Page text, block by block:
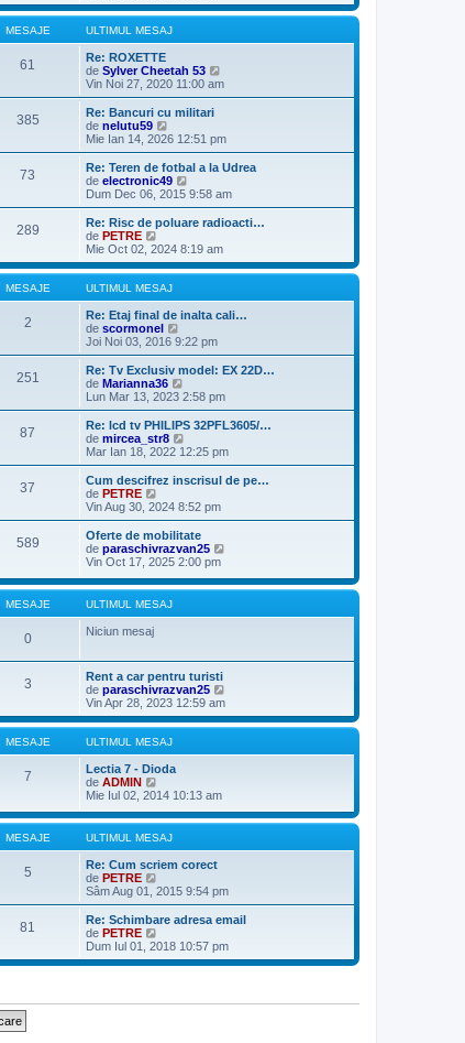
m
e
s
a
j
i
u
m
e
a
j
z
i
u
l
t
i
m
u
l
m
e
a
MESAJE ULTIMUL MESAJ
61
Re: ROXETTE
de Sylver Cheetah 53
e
z
l
i
m
l
e
a
j
Vin Noi 27, 2020 11:00 am
385
Re: Bancuri cu militari
de nelutu59
e
z
i
u
l
i
m
u
l
m
e
s
a
j
Mie Ian 14, 2026 12:51 pm
73
Re: Teren de fotbal a la Udrea
de electronic49
e
z
i
l
i
u
l
e
j
Dum Dec 06, 2015 9:58 am
289
Re: Risc de poluare radioacti…
de PETRE
e
z
i
u
l
t
i
m
u
l
m
e
a
j
Mie Oct 02, 2024 8:19 am
MESAJE ULTIMUL MESAJ
2
Re: Etaj final de inalta cali…
de scormonel
e
z
i
u
l
i
m
u
l
e
a
j
Joi Noi 03, 2016 9:22 pm
251
Re: Tv Exclusiv model: EX 22D…
de Marianna36
e
z
i
l
m
u
l
e
s
a
j
Lun Mar 13, 2023 2:58 pm
87
Re: lcd tv PHILIPS 32PFL3605/…
de mircea_str8
e
z
i
l
m
u
l
m
e
a
Mar Ian 18, 2022 12:25 pm
37
Cum descifrez inscrisul de pe…
de PETRE
e
z
i
u
l
i
m
u
s
a
j
Vin Aug 30, 2024 8:52 pm
589
Oferte de mobilitate
de paraschivrazvan25
i
u
s
a
Vin Oct 17, 2025 2:00 pm
MESAJE ULTIMUL MESAJ
0 Niciun mesaj
3
Rent a car pentru turisti
de paraschivrazvan25
z
i
l
l
j
Vin Apr 28, 2023 12:59 am
MESAJE ULTIMUL MESAJ
7
Lectia 7 - Dioda
de ADMIN
e
i
u
t
i
m
u
m
e
s
a
Mie Iul 02, 2014 10:13 am
MESAJE ULTIMUL MESAJ
5
Re: Cum scriem corect
de PETRE
e
z
i
l
i
l
Sâm Aug 01, 2015 9:54 pm
81
Re: Schimbare adresa email
de PETRE
e
z
Dum Iul 01, 2018 10:57 pm